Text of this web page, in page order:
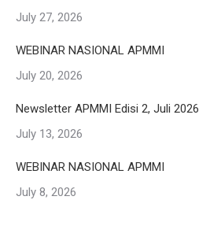
July 27, 2026
WEBINAR NASIONAL APMMI
July 20, 2026
Newsletter APMMI Edisi 2, Juli 2026
July 13, 2026
WEBINAR NASIONAL APMMI
July 8, 2026